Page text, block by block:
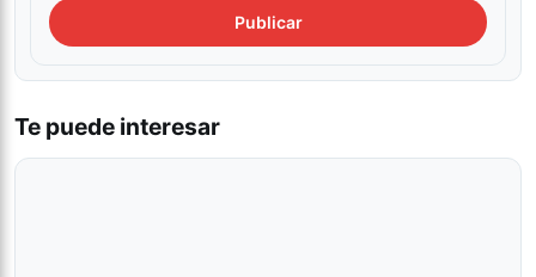
Te puede interesar